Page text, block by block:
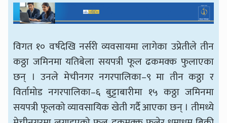
विगत १० वर्षदेखि नर्सरी व्यवसायमा लागेका उप्रेतीले तीन
कठ्ठा जमिनमा यतिबेला सयपत्री फूल ढकमक्क फुलाएका
छन् । उनले मेचीनगर नगरपालिका–९ मा तीन कठ्ठा र
विर्तामोड नगरपालिका–६ बुट्टाबारीमा १५ कठ्ठा जमिनमा
सयपत्री फूलको व्यावसायिक खेती गर्दै आएका छन् । तीमध्ये